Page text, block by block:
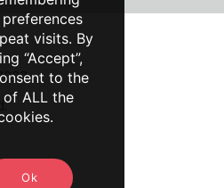
visits. By
“Accept”,
to the
of ALL the
Ok